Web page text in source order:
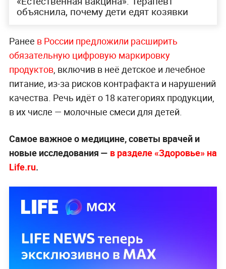
объяснила, почему дети едят козявки
Ранее в России предложили расширить
обязательную цифровую маркировку
продуктов, включив в неё детское и лечебное
питание, из-за рисков контрафакта и нарушений
качества. Речь идёт о 18 категориях продукции,
в их числе — молочные смеси для детей.
Самое важное о медицине, советы врачей и
новые исследования — в разделе «Здоровье» на
Life.ru.